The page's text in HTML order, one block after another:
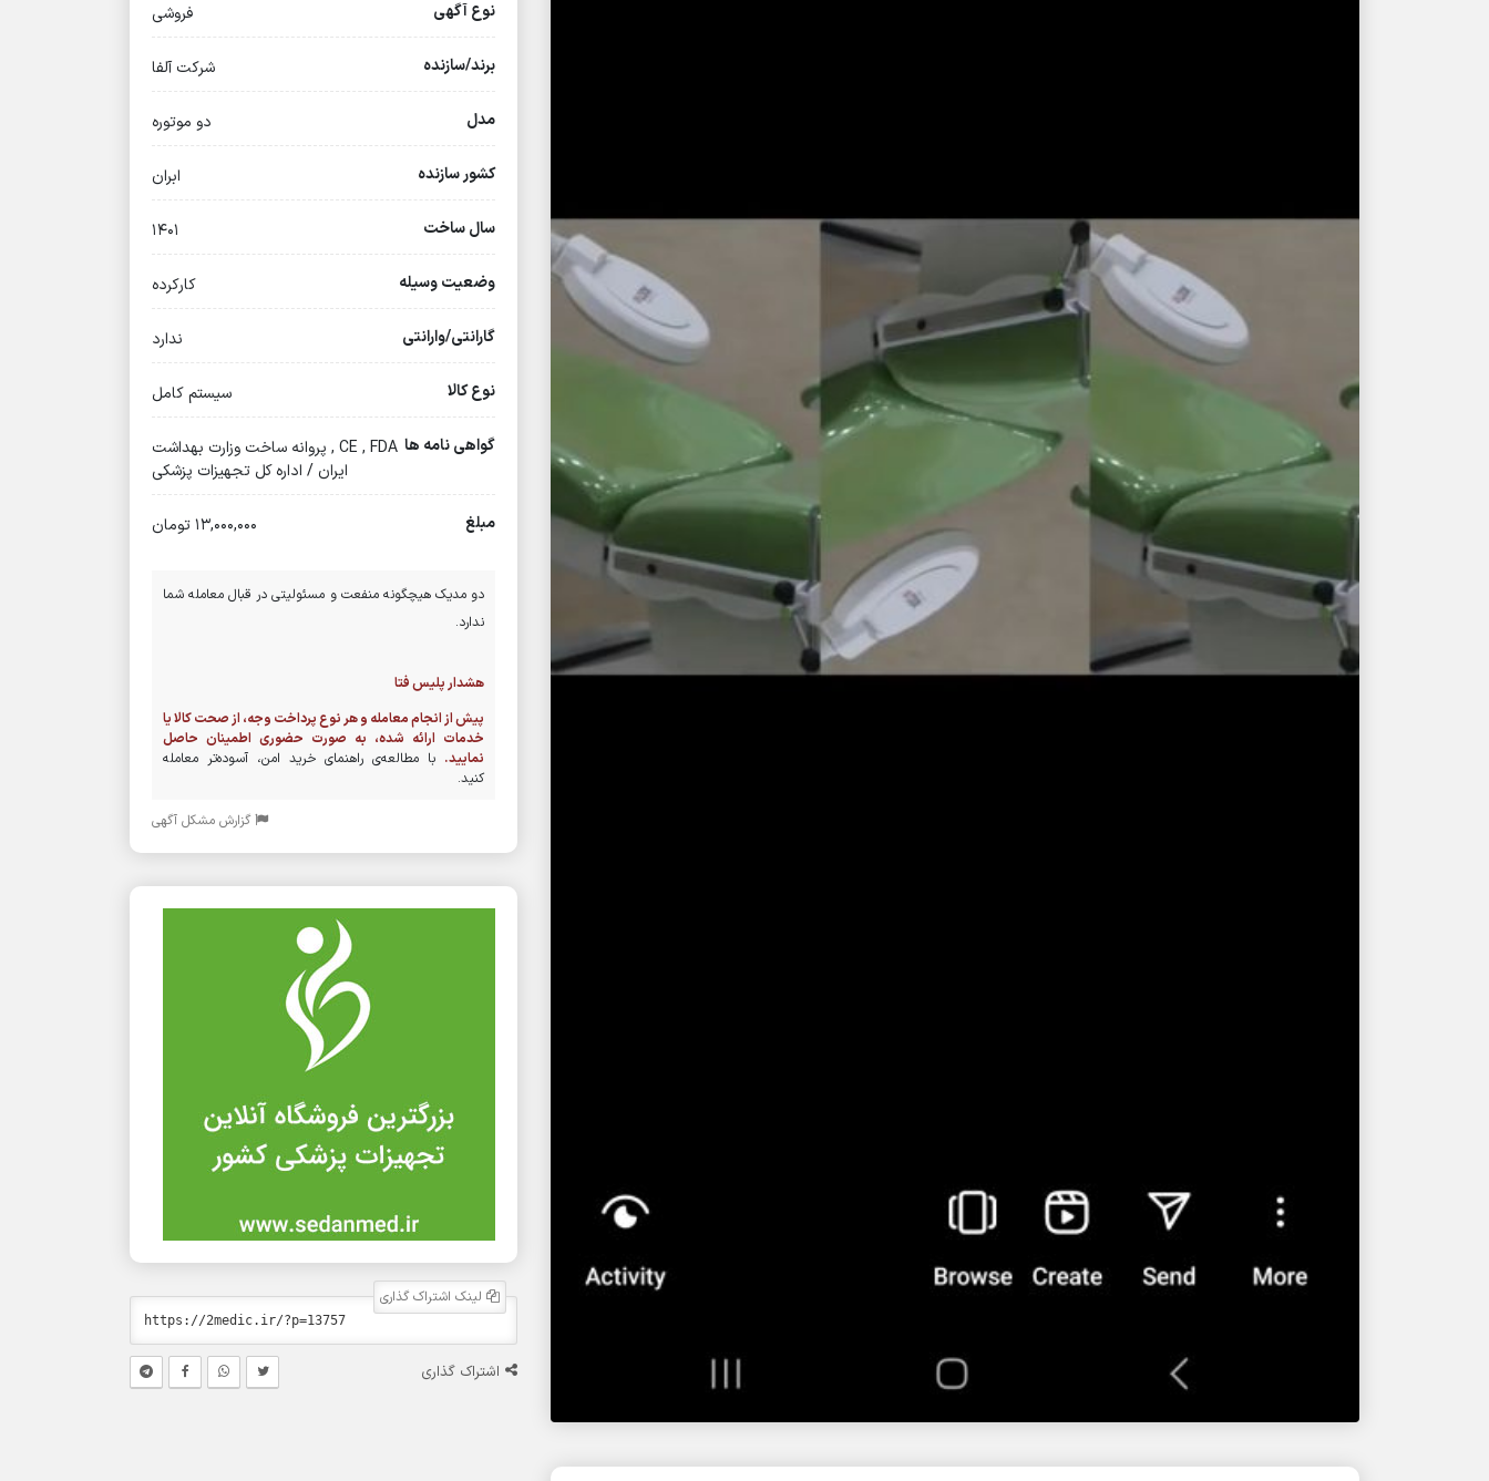
نوع آگهی فروشی
برند/سازنده شرکت آلفا
مدل دو موتوره
کشور سازنده ابران
سال ساخت ۱۴۰۱
وضعیت وسیله کارکرده
گارانتی/وارانتی ندارد
نوع کالا سیستم کامل
گواهی نامه ها
CE , FDA , پروانه ساخت وزارت بهداشت
ایران / اداره کل تجهیزات پزشکی
مبلغ 13,000,000 تومان
دو مدیک هیچگونه منفعت و مسئولیتی در قبال معامله شما
ندارد.
هشدار پلیس فتا
پیش از انجام معامله و هر نوع پرداخت وجه، از صحت کالا یا
خدمات ارائه شده، به صورت حضوری اطمینان حاصل
نمایید. با مطالعه‌ی راهنمای خرید امن، آسوده‌تر معامله
کنید.
گزارش مشکل آگهی
لینک اشتراک گذاری
اشتراک گذاری